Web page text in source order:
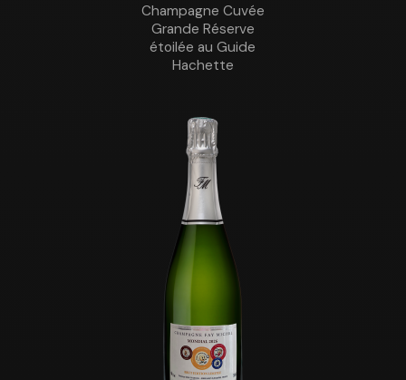
Champagne Cuvée
Grande Réserve
étoilée au Guide
Hachette